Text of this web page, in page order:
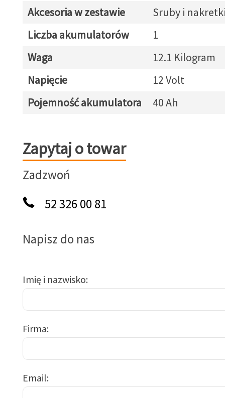
Akcesoria w zestawie
Sruby i
Liczba akumulatorów
1
Waga
12.1 Kilogram
Napięcie
12 Volt
Pojemność akumulatora
40 Ah
Zapytaj o towar
Zapytaj o towar
Zadzwoń
52 326 00 81
Napisz do nas
Imię i nazwisko
Firma
Email